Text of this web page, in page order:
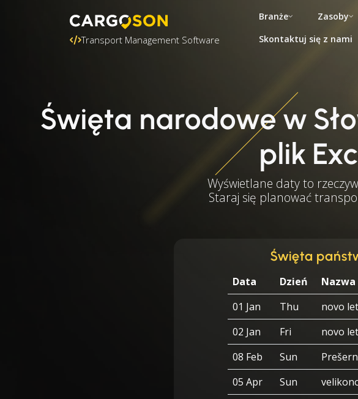
Transport Management Software
Branże Zasoby
Skontaktuj się z nami
Święta narodowe w
plik
Wyświetlane daty to
Staraj się planować
Święta
Data Dzień Nazwa
01 Jan
Thu
novo
02 Jan
Fri
novo
08 Feb
Sun
05 Apr
Sun